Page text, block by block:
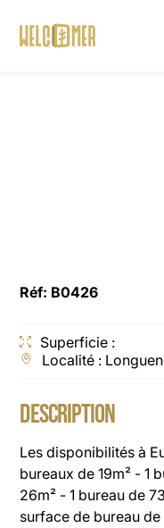
Réf: B0426
Superficie :
Localité :
DESCRIPTION
Les disponibilités à
bureaux de 19m² - 1
26m² - 1 bureau de
surface de bureau